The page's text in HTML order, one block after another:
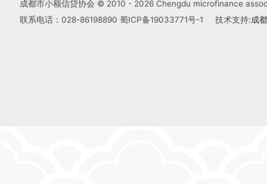
成都市小额信贷协会 © 2010 - 2026 Chengdu microfinance
联系电话：028-86198890 蜀ICP备19033771号-1 技术支持:成